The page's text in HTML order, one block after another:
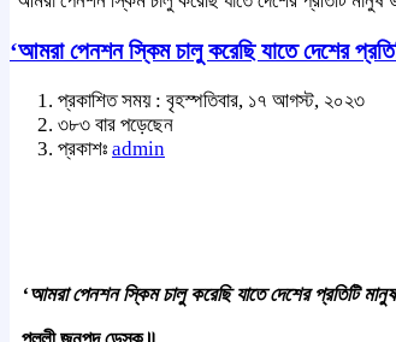
‘আমরা পেনশন স্কিম চালু করেছি যাতে দেশের
প্রকাশিত সময় : বৃহস্পতিবার, ১৭ আগস্ট, ২০২৩
৩৮৩ বার পড়েছেন
প্রকাশঃ admin
‘আমরা পেনশন স্কিম চালু করেছি যাতে দেশের প্রতিটি